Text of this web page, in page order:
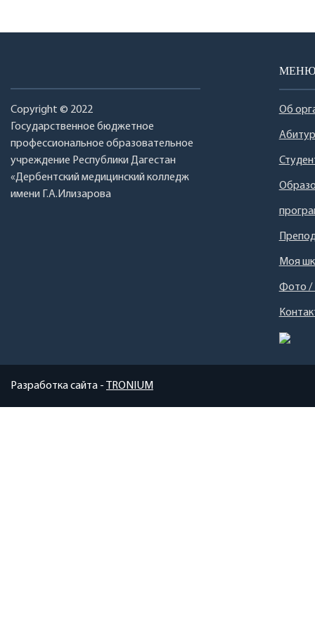
Copyright © 2022
Государственное бюджетное
профессиональное образовательное
учреждение Республики Дагестан
«Дербентский медицинский колледж
имени Г.А.Илизарова
МЕНЮ
Об
Моя
Фото /
Разработка сайта - TRONIUM